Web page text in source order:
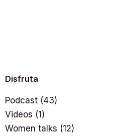
Disfruta
Podcast (43)
Videos (1)
Women talks (12)